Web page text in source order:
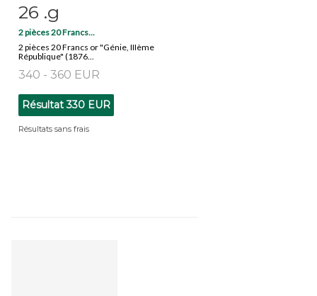
Fiche détaillée
26 .g
2 pièces 20 Francs...
2 pièces 20 Francs or "Génie, IIIème
République" (1876...
340 - 360 EUR
Résultat330 EUR
Résultats sans frais